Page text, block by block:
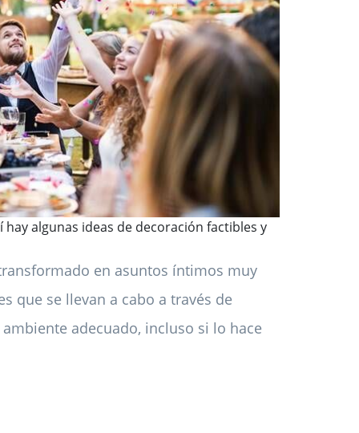
algunas ideas de decoración factibles y
en asuntos íntimos muy
que se llevan a cabo a través de
adecuado, incluso si lo hace